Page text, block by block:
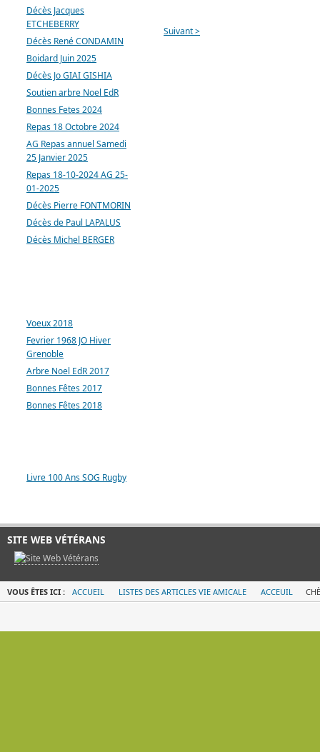
Suivant >
Décès Jacques
ETCHEBERRY
Décès René CONDAMIN
Boidard Juin 2025
Décès Jo GIAI GISHIA
Soutien arbre Noel EdR
Bonnes Fetes 2024
Repas 18 Octobre 2024
AG Repas annuel Samedi
25 Janvier 2025
Repas 18-10-2024 AG 25-
01-2025
Décès Pierre FONTMORIN
Décès de Paul LAPALUS
Décès Michel BERGER
Voeux 2018
Fevrier 1968 JO Hiver
Grenoble
Arbre Noel EdR 2017
Bonnes Fêtes 2017
Bonnes Fêtes 2018
Livre 100 Ans SOG Rugby
SITE WEB VÉTÉRANS
VOUS ÊTES ICI : ACCUEIL LISTES DES ARTICLES VIE AMICALE ACCEUIL